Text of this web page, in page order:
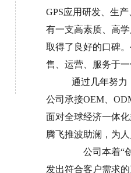
GPS应用研发、生
有一支高素质、高
取得了良好的口碑
售、运营、服务于
通过几年努力
公司承接OEM、
面对全球经济一体
腾飞推波助澜，为
公司本着“创
发出符合客户需求